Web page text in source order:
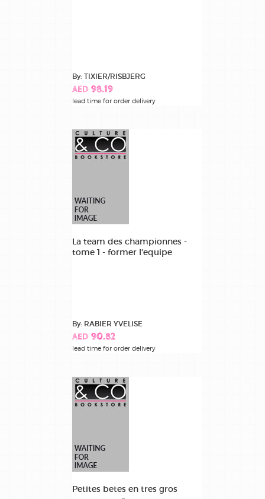
By: TIXIER/RISBJERG
AED 98.19
lead time for order delivery
La team des championnes -
tome 1 - former l'equipe
By: RABIER YVELISE
AED 90.82
lead time for order delivery
Petites betes en tres gros